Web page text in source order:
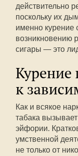
действительно
поскольку их
именно курение
возникновению
сигары — это
Курение
к
Как и всякое
табака
эйфории.
умственной
не только от